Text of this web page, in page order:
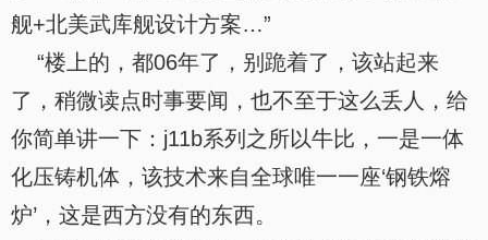
舰+北美武库舰设计方案…”
“楼上的，都06年了，别跪着了，该站起来
了，稍微读点时事要闻，也不至于这么丢人，给
你简单讲一下：j11b系列之所以牛比，一是一体
化压铸机体，该技术来自全球唯一一座‘钢铁熔
炉’，这是西方没有的东西。